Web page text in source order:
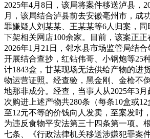
2025年4月8日，该局将案件移送泸县，
月，该局结合泸县前去安徽亳州市，成
罪嫌疑人刘某某、王某某等6人归案，同
下架相关网店100余家。目前，该案正正
2026年1月21日，邻水县市场监管局结
开展结合查抄，红钻伟哥、小钢炮等25
计1843盒，甘某现场无法供给产物的进
物运营证照。经查验，黑金刚、金枪不
地那非成分。经查，当事人从2025年3
次购进上述产物共280条（每条10盒或
至12元不等的价钱向人发卖，至案发时
为违反食物平安法第三十四条第一项。
七条、《行政法律机关移送涉嫌犯罪案